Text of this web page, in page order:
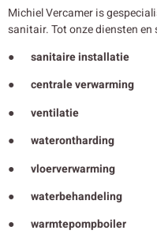
Michiel Vercamer is
sanitair. Tot onze diensten
● sanitaire installatie
● centrale verwarming
● ventilatie
● waterontharding
● vloerverwarming
● waterbehandeling
● warmtepompboiler